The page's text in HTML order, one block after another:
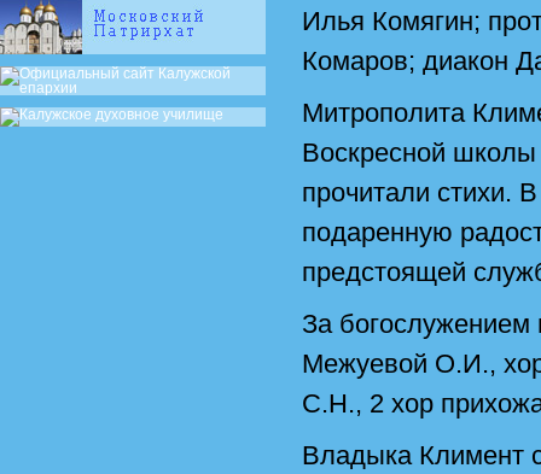
Илья Комягин;
Комаров; диакон
Митрополита
Воскресной школы
прочитали стихи.
подаренную
предстоящей
За богослужением
Межуевой О.И.,
С.Н., 2 хор
Владыка Климент